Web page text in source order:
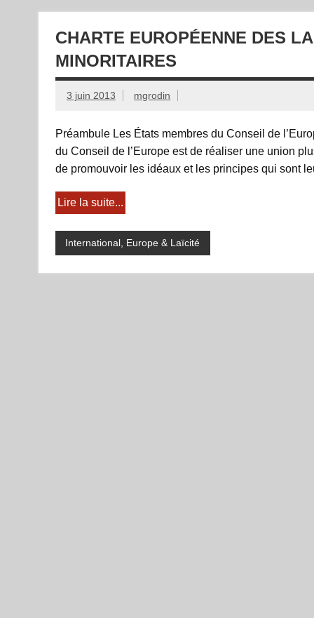
CHARTE EUROPÉENNE DES
MINORITAIRES
3 juin 2013 mgrodin
Préambule Les États membres du Conseil de
du Conseil de l’Europe est de réaliser une union
de promouvoir les idéaux et les principes qui sont
Lire la suite...
International, Europe & Laïcité